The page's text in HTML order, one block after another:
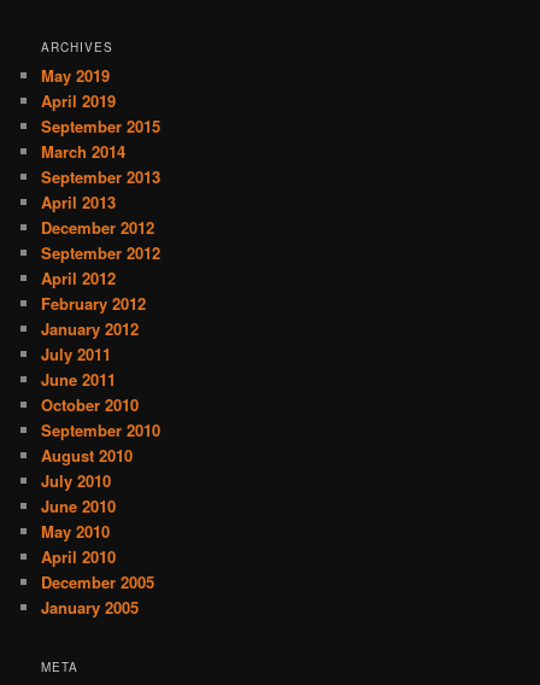
ARCHIVES
May 2019
April 2019
September 2015
March 2014
September 2013
April 2013
December 2012
September 2012
April 2012
February 2012
January 2012
July 2011
June 2011
October 2010
September 2010
August 2010
July 2010
June 2010
May 2010
April 2010
December 2005
January 2005
META